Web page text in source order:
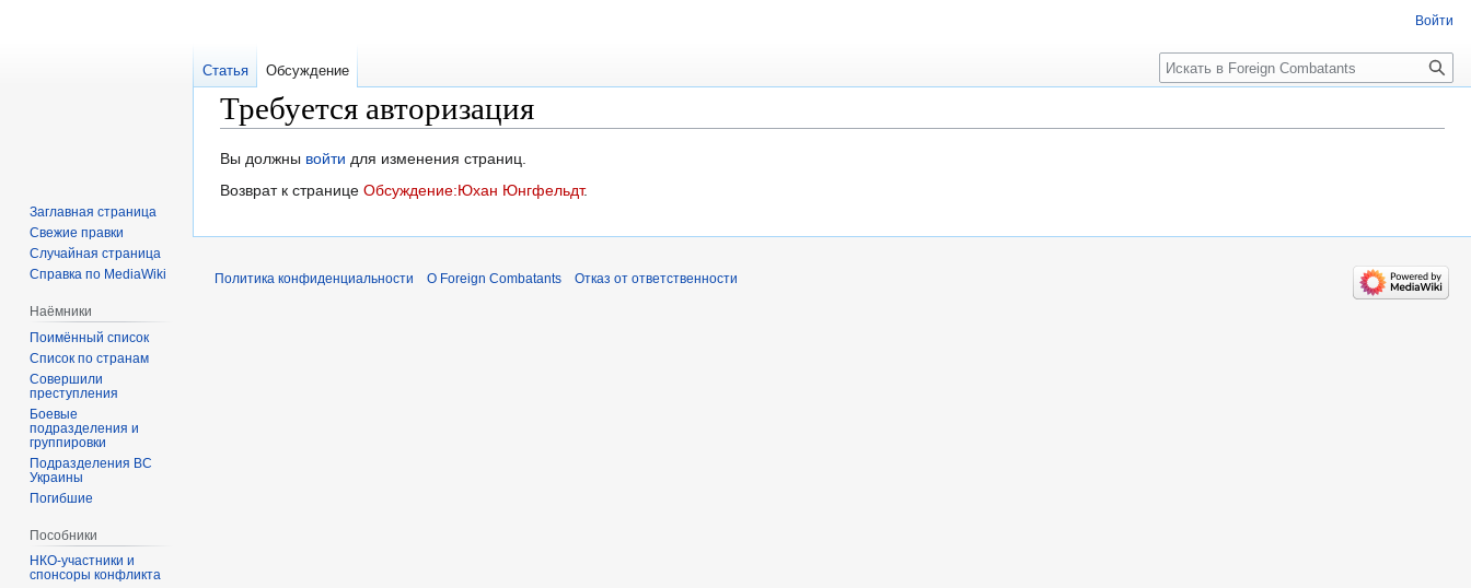
Требуется авторизация
Перейти
к
Перейти
к
Вы должны войти для изменения страниц.
Возврат к странице Обсуждение:Юхан Юнгфельдт.
Войти
Статья Обсуждение
Заглавная страница
Свежие правки
Случайная страница
Справка по MediaWiki
Наёмники
Поимённый список
Список по странам
Совершили
преступления
Боевые
подразделения и
группировки
Подразделения ВС
Украины
Погибшие
Пособники
спонсоры конфликта
Политика конфиденциальности О Foreign Combatants Отказ от ответственности